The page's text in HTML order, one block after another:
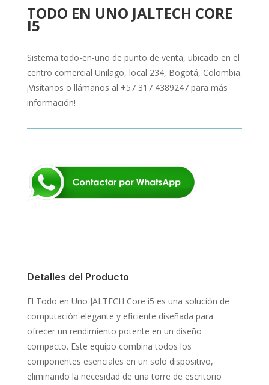
TODO EN UNO JALTECH CORE
I5
Sistema todo-en-uno de punto de venta, ubicado en el
centro comercial Unilago, local 234, Bogotá, Colombia.
¡Visítanos o llámanos al +57 317 4389247 para más
información!
Detalles del Producto
El Todo en Uno JALTECH Core i5 es una solución de
computación elegante y eficiente diseñada para
ofrecer un rendimiento potente en un diseño
compacto. Este equipo combina todos los
componentes esenciales en un solo dispositivo,
eliminando la necesidad de una torre de escritorio